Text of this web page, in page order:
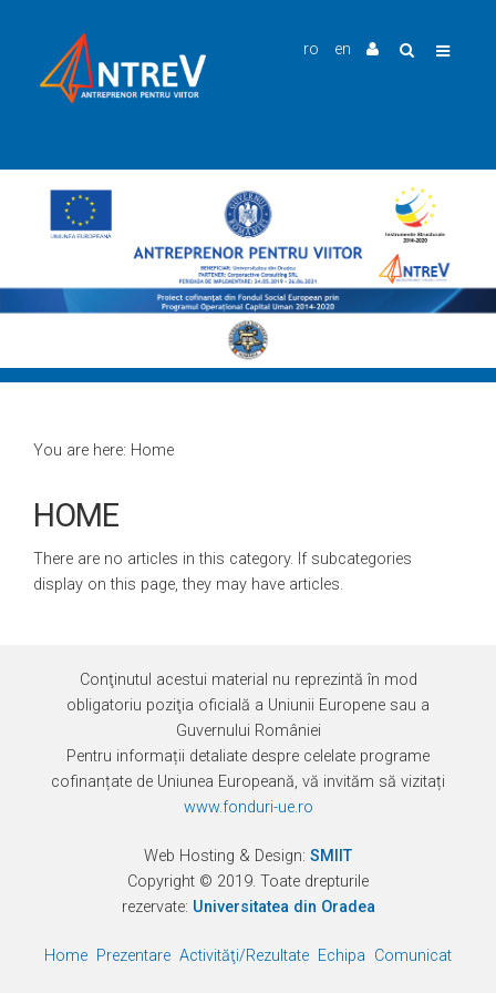
ro en
You are here: Home
HOME
There are no articles in this category. If subcategories
display on this page, they may have articles.
Conţinutul acestui material nu reprezintă în mod
obligatoriu poziţia oficială a Uniunii Europene sau a
Guvernului României
Pentru informații detaliate despre celelate programe
cofinanțate de Uniunea Europeană, vă invităm să vizitați
www.fonduri-ue.ro
Web Hosting & Design: SMIIT
Copyright © 2019. Toate drepturile
rezervate: Universitatea din Oradea
Home Prezentare Activităţi/Rezultate Echipa Comunicate